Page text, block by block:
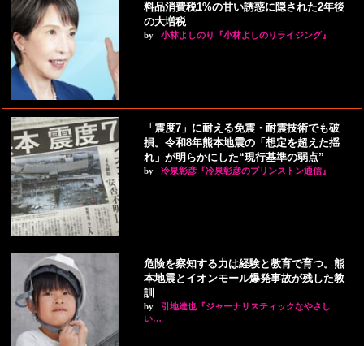
料品消費税1%の甘い誘惑に隠された2年後
の大増税
by 小林よしのり『小林よしのりライジング』
「震度7」に耐える免震・耐震技術でも破
損。令和8年熊本地震の「想定を超えた揺
れ」が明らかにした“現行基準の弱点”
by 冷泉彰彦『冷泉彰彦のプリンストン通信』
危険を察知する力は経験と教育で育つ。熊
本地震とイオンモール爆発事故が残した教
訓
by
引地達也『ジャーナリスティックなやさし
い…